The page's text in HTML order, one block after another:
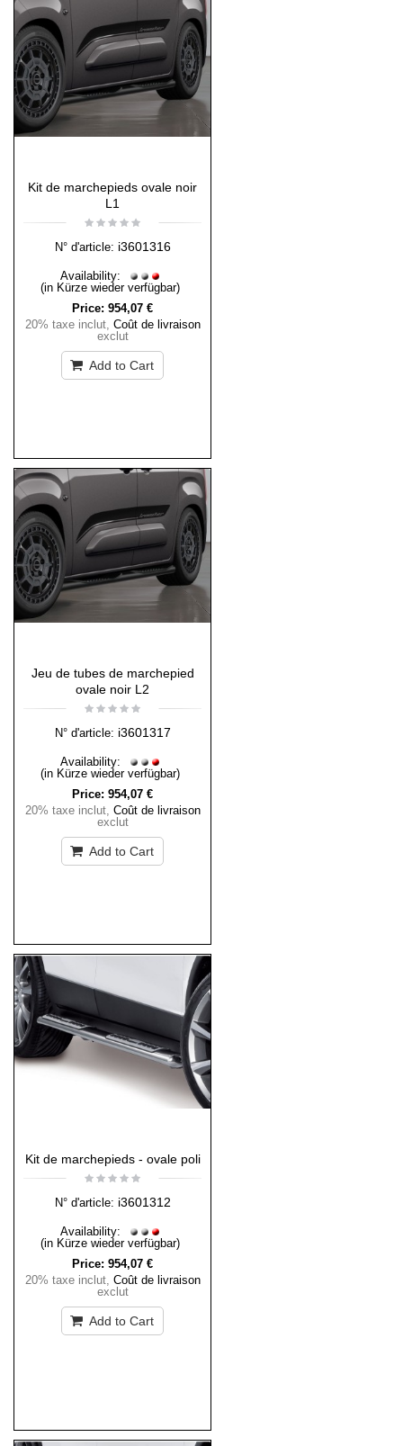
Kit de marchepieds ovale noir
L1
N° d'article: i3601316
Availability:
(in Kürze wieder verfügbar)
Price: 954,07 €
20% taxe inclut, Coût de livraison
exclut
Add to Cart
Jeu de tubes de marchepied
ovale noir L2
N° d'article: i3601317
Availability:
(in Kürze wieder verfügbar)
Price: 954,07 €
20% taxe inclut, Coût de livraison
exclut
Add to Cart
Kit de marchepieds - ovale poli
N° d'article: i3601312
Availability:
(in Kürze wieder verfügbar)
Price: 954,07 €
20% taxe inclut, Coût de livraison
exclut
Add to Cart